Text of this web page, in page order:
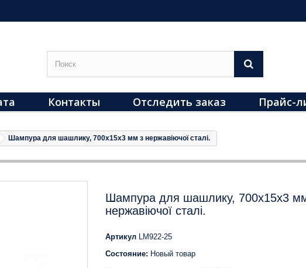
Контакты Отследить заказ Прайс-
Шампура для шашлику, 700х15х3 мм з нержавіючої сталі.
Шампура для шашлику, 700х15х3
нержавіючої сталі.
Артикул LM922-25
Состояние: Новый товар